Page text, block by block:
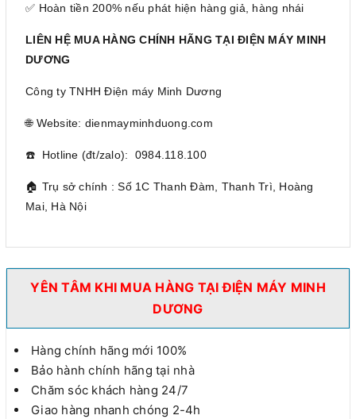
✅ Hoàn tiền 200% nếu phát hiện hàng giả, hàng nhái
LIÊN HỆ MUA HÀNG CHÍNH HÃNG TẠI ĐIỆN MÁY MINH
DƯƠNG
Công ty TNHH Điện máy Minh Dương
🌐 Website: dienmayminhduong.com
☎️ Hotline (đt/zalo): 0984.118.100
🏠 Trụ sở chính : Số 1C Thanh Đàm, Thanh Trì, Hoàng
Mai, Hà Nội
YÊN TÂM KHI MUA HÀNG TẠI ĐIỆN MÁY MINH
DƯƠNG
Hàng chính hãng mới 100%
Bảo hành chính hãng tại nhà
Chăm sóc khách hàng 24/7
Giao hàng nhanh chóng 2-4h